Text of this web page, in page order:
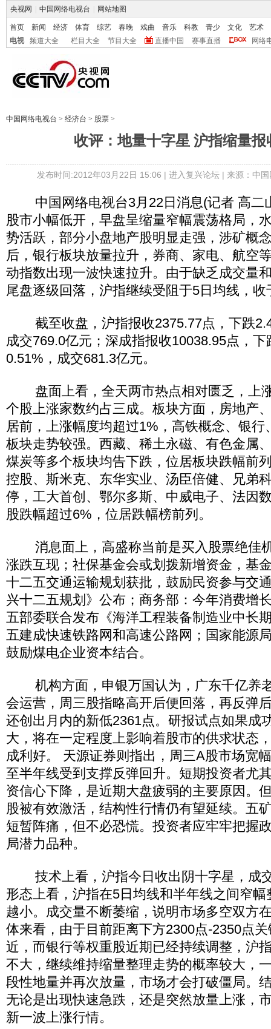
央视网 中国网络电视台 网站地图
首页 新闻 经济 体育 综艺 春晚 戏曲 音乐 科教 青少 文化
艺术
电视
频道大全 栏目大全 节目大全 直播中国 赛事直播 网络
中国网络电视台 > 经济台 > 股票 >
收评：地量十字星 沪指缩量报
发布时间:2012年03月22日 15:06 | 进入复兴论坛| 来源：中
中国网络电视台3月22日消息(记者 高二
股市小幅低开，早盘呈缩量窄幅震荡格局，
势活跃，部分小盘地产股明显走强，涉矿概
后，银行板块放量拉升，券商、家电、航空
动指数出现一波快速拉升。由于缺乏成交量
尾盘逐级回落，沪指继续受阻于5日均线，
截至收盘，沪指报收2375.77点，下跌
成交769.0亿元；深成指报收10038.95点，
0.51%，成交681.3亿元。
盘面上看，全天两市热点相对匮乏，上
个股上涨家数约占三成。板块方面，房地产
居前，上涨幅度均超过1%，高铁概念、银行
板块走势较强。西藏、稀土永磁、有色金属
煤炭等多个板块均告下跌，位居板块跌幅前
控股、斯米克、东华实业、汤臣倍健、兄弟
停，工大首创、鄂尔多斯、中威电子、法因
股跌幅超过6%，位居跌幅榜前列。
消息面上，高盛称当前是买入股票绝佳
涨跌互现；社保基金会或划拨新增资金，基
十二五交通运输规划获批，鼓励民资参与交
兴十二五规划》公布；商务部：今年消费增
五部委联合发布《海洋工程装备制造业中长
五建成快速铁路网和高速公路网；国家能源
鼓励煤电企业资本结合。
机构方面，申银万国认为，广东千亿养
会运营，周三股指略高开后便回落，再反弹
还创出月内的新低2361点。研报试点如果成
大，将在一定程度上影响着股市的供求状态
成利好。 天源证券则指出，周三A股市场宽
至半年线受到支撑反弹回升。短期投资者尤
资信心下降，是近期大盘疲弱的主要原因。
股被有效激活，结构性行情仍有望延续。五
短暂阵痛，但不必恐慌。投资者应牢牢把握
局潜力品种。
技术上看，沪指今日收出阴十字星，成
形态上看，沪指在5日均线和半年线之间窄
越小。成交量不断萎缩，说明市场多空双方
体来看，由于目前距离下方2300点-2350点
近，而银行等权重股近期已经持续调整，沪
不大，继续维持缩量整理走势的概率较大，
段性地量并再次放量，市场才会打破僵局。
无论是出现快速急跌，还是突然放量上涨，
新一波上涨行情。